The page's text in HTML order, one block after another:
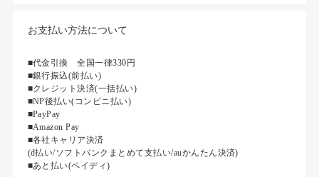
お支払い方法について
■代金引換 全国一律330円
■銀行振込(前払い)
■クレジット決済(一括払い)
■NP後払い(コンビニ払い)
■PayPay
■Amazon Pay
■各社キャリア決済
(d払い/ソフトバンクまとめて支払い/auかんたん決済)
■あと払い(ペイディ)